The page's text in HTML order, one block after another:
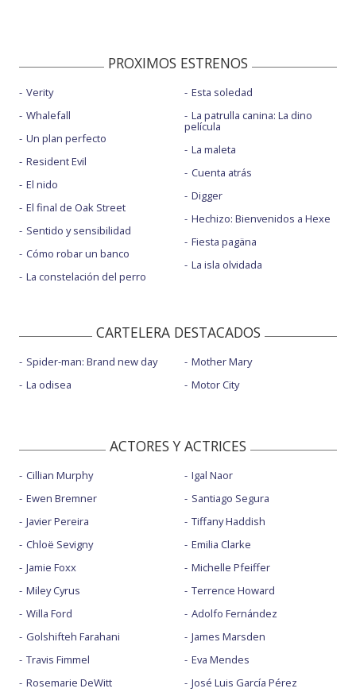
PROXIMOS ESTRENOS
Verity
Whalefall
Un plan perfecto
Resident Evil
El nido
El final de Oak Street
Sentido y sensibilidad
Cómo robar un banco
La constelación del perro
Esta soledad
La patrulla canina: La dino
película
La maleta
Cuenta atrás
Digger
Hechizo: Bienvenidos a Hexe
Fiesta pagäna
La isla olvidada
CARTELERA DESTACADOS
Spider-man: Brand new day
La odisea
Mother Mary
Motor City
ACTORES Y ACTRICES
Cillian Murphy
Ewen Bremner
Javier Pereira
Chloë Sevigny
Jamie Foxx
Miley Cyrus
Willa Ford
Golshifteh Farahani
Travis Fimmel
Rosemarie DeWitt
Igal Naor
Santiago Segura
Tiffany Haddish
Emilia Clarke
Michelle Pfeiffer
Terrence Howard
Adolfo Fernández
James Marsden
Eva Mendes
José Luis García Pérez